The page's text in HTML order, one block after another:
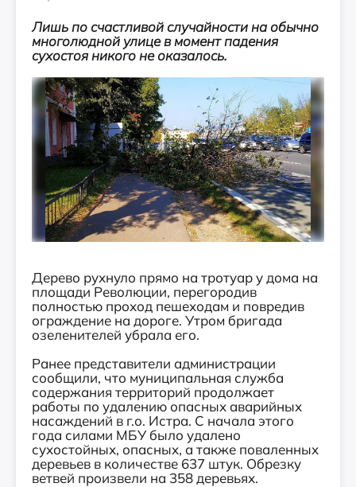
Лишь по счастливой случайности на обычно
многолюдной улице в момент падения
сухостоя никого не оказалось.
Дерево рухнуло прямо на тротуар у дома на
площади Революции, перегородив
полностью проход пешеходам и повредив
ограждение на дороге. Утром бригада
озеленителей убрала его.
Ранее представители администрации
сообщили, что муниципальная служба
содержания территорий продолжает
работы по удалению опасных аварийных
насаждений в г.о. Истра. С начала этого
года силами МБУ было удалено
сухостойных, опасных, а также поваленных
деревьев в количестве 637 штук. Обрезку
ветвей произвели на 358 деревьях.